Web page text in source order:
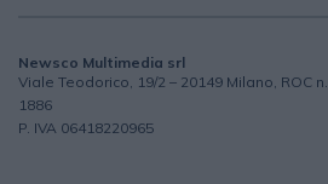
Newsco Multimedia srl
Viale Teodorico, 19/2 – 20149 Milano, ROC n.
1886
P. IVA 06418220965